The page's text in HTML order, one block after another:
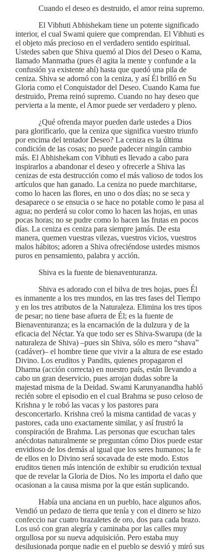
Cuando el deseo es destruido, el amor reina supremo.
El Vibhuti Abhishekam tiene un potente significado
interior, el cual Swami quiere que comprendan. El Vibhuti es
el objeto más precioso en el verdadero sentido espiritual.
Ustedes saben que Shiva quemó al Dios del Deseo o Kama,
llamado Manmatha (pues él agita la mente y confunde a la
confusión ya existente ahí) hasta que quedó una pila de
ceniza. Shiva se adornó con la ceniza, y así Él brilló en Su
Gloria como el Conquistador del Deseo. Cuando Kama fue
destruido, Prema reinó supremo. Cuando no hay deseo que
pervierta a la mente, el Amor puede ser verdadero y pleno.
¿Qué ofrenda mayor pueden darle ustedes a Dios
para glorificarlo, que la ceniza que significa vuestro triunfo
por encima del tentador Deseo? La ceniza es la última
condición de las cosas; no puede padecer ningún cambio
más. El Abhishekam con Vibhuti es llevado a cabo para
inspirarlos a abandonar el deseo y ofrecerle a Shiva las
cenizas de esta destrucción como el más valioso de todos los
artículos que han ganado. La ceniza no puede marchitarse,
como lo hacen las flores, en uno o dos días; no se seca y
desaparece o se ensucia o se hace no potable como le pasa al
agua; no perderá su color como lo hacen las hojas, en unas
pocas horas; no se pudre como lo hacen las frutas en pocos
días. La ceniza es ceniza para siempre jamás. De esta
manera, quemen vuestras vilezas, vuestros vicios, vuestros
malos hábitos; adoren a Shiva ofreciéndose ustedes mismos
puros en pensamiento, palabra y acción.
Shiva es la fuente de bienaventuranza.
Shiva es adorado con el bilva de tres hojas, pues Él
es inmanente a los tres mundos, en las tres fases del Tiempo
y en los tres atributos de la Naturaleza. Elimina los tres tipos
de pesar; no tiene base afuera de Él; es la fuente de
Bienaventuranza; es la encarnación de la dulzura y de la
eficacia del Néctar. Ya que todo ser es Shiva-Swarupa (de la
naturaleza de Shiva) –pues sin Shiva, sólo es mero “shava”
(cadáver)– el hombre tiene que vivir a la altura de ese estado
Divino. Los eruditos y Pandits, quienes propagaron el
Dharma (acción correcta) en nuestro país, están llevando a
cabo un gran deservicio, pues arrojan dudas sobre la
majestad misma de la Deidad. Swami Karunyanandha habló
recién sobre el episodio en el cual Brahma se puso celoso de
Krishna y le robó las vacas y los pastores para
desconcertarlo. Krishna creó la misma cantidad de vacas y
pastores, cada uno exactamente similar, y así frustró la
conspiración de Brahma. Las personas que escuchan tales
anécdotas naturalmente se preguntan cómo Dios puede estar
envidioso de los demás al igual que los seres humanos; la fe
de ellos en lo Divino será socavada de este modo. Estos
eruditos tienen más intención de exhibir su erudición textual
que de revelar la Gloria de Dios. No les importa el daño que
ocasionan a la causa misma por la que están suplicando.
Había una anciana en un pueblo, hace algunos años.
Vendió un pedazo de tierra que tenía y con el dinero se hizo
confeccio nar cuatro brazaletes de oro, dos para cada brazo.
Los usó con gran alegría y caminaba por las calles muy
orgullosa por su nueva adquisición. Pero estaba muy
desilusionada porque nadie en el pueblo se desvió y miró sus